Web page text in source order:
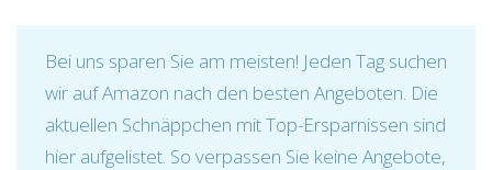
Bei uns sparen Sie am meisten! Jeden Tag suchen
wir auf Amazon nach den besten Angeboten. Die
aktuellen Schnäppchen mit Top-Ersparnissen sind
hier aufgelistet. So verpassen Sie keine Angebote,